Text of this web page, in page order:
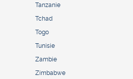
Tanzanie
Tchad
Togo
Tunisie
Zambie
Zimbabwe